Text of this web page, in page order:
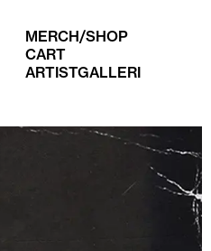
MERCH/SHOP
CART
ARTISTGALLERI